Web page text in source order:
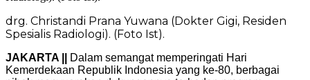
drg. Christandi Prana Yuwana (Dokter Gigi, Residen
Spesialis Radiologi). (Foto Ist).
JAKARTA ||
Dalam semangat memperingati Hari
Kemerdekaan Republik Indonesia yang ke-80, berbagai